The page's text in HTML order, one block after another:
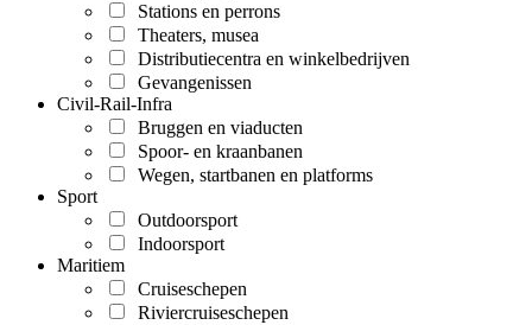
Stations en perrons
Theaters, musea
Distributiecentra en winkelbedrijven
Gevangenissen
Civil-Rail-Infra
Bruggen en viaducten
Spoor- en kraanbanen
Wegen, startbanen en platforms
Sport
Outdoorsport
Indoorsport
Maritiem
Cruiseschepen
Riviercruiseschepen